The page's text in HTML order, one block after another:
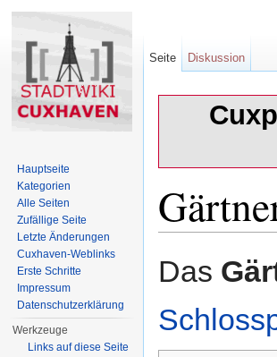
Das
Seite Diskussion
Hauptseite
Kategorien
Alle Seiten
Zufällige Seite
Letzte Änderungen
Cuxhaven-Weblinks
Erste Schritte
Impressum
Datenschutzerklärung
Werkzeuge
Links auf diese Seite